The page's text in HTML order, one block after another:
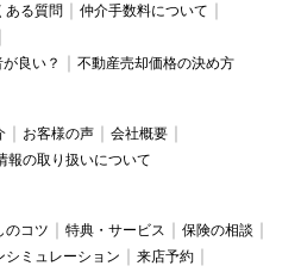
ある質問
仲介手数料について
良い？
不動産売却価格の決め方
お客様の声
会社概要
報の取り扱いについて
のコツ 特典・サービス
保険の相談
シミュレーション
来店予約